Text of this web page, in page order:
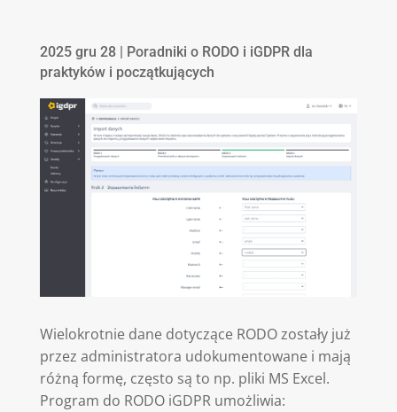
2025 gru 28|
Poradniki o RODO i iGDPR dla
praktyków i początkujących
Wielokrotnie dane dotyczące RODO zostały już
przez administratora udokumentowane i mają
różną formę, często są to np. pliki MS Excel.
Program do RODO iGDPR umożliwia: